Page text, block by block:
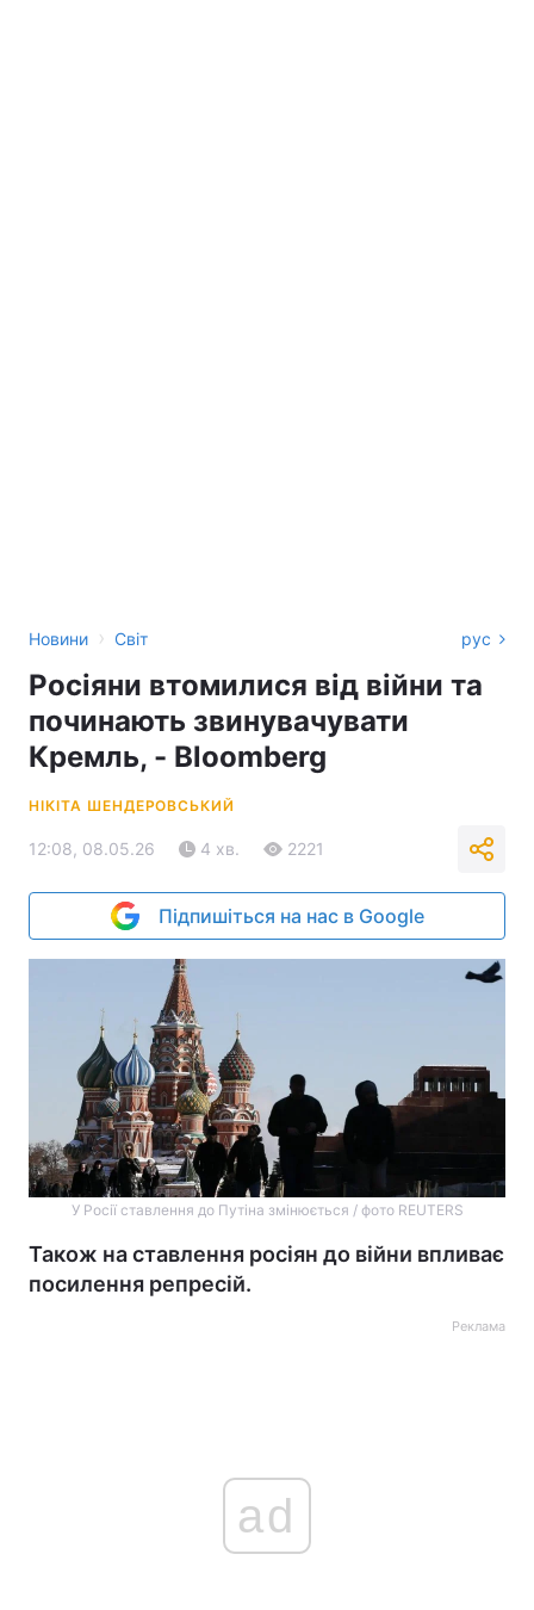
Новини › Світ рус
Росіяни втомилися від війни та
починають звинувачувати
Кремль, - Bloomberg
НІКІТА ШЕНДЕРОВСЬКИЙ
12:08, 08.05.26 4 хв. 2221
Підпишіться на нас в Google
У Росії ставлення до Путіна змінюється / фото REUTERS
Також на ставлення росіян до війни впливає
посилення репресій.
Реклама
ad